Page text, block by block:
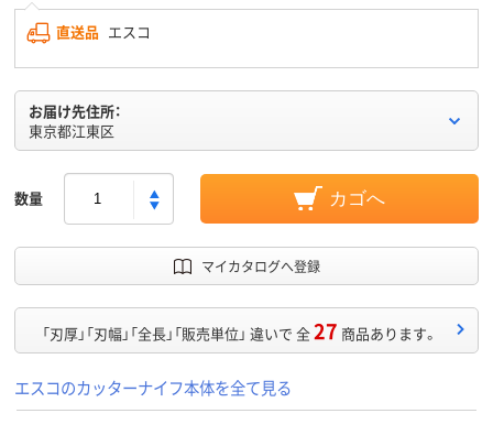
直送品 エスコ
お届け先住所：
東京都江東区
数量 カゴへ
マイカタログへ登録
「刃厚」「刃幅」「全長」「販売単位」 違いで 全27 商品あります。
エスコのカッターナイフ本体を全て見る